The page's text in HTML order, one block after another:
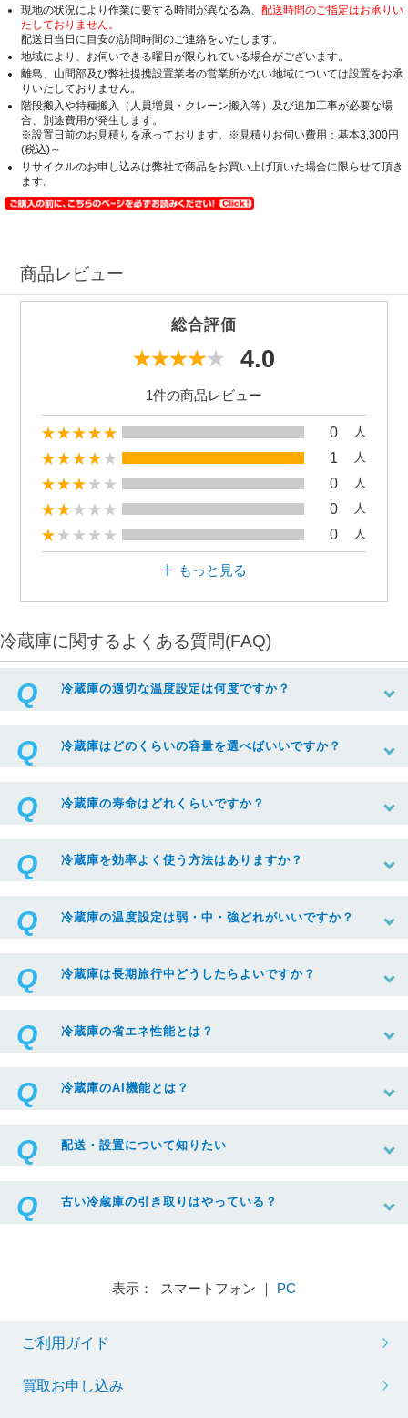
現地の状況により作業に要する時間が異なる為、 配送時間のご指定はお承りい
たしておりません。
配送日当日に目安の訪問時間のご連絡をいたします。
地域により、お伺いできる曜日が限られている場合がございます。
離島、山間部及び弊社提携設置業者の営業所がない地域については設置をお承
りいたしておりません。
階段搬入や特種搬入（人員増員・クレーン搬入等）及び追加工事が必要な場
合、別途費用が発生します。
※設置日前のお見積りを承っております。※見積りお伺い費用：基本3,300円
(税込)～
リサイクルのお申し込みは弊社で商品をお買い上げ頂いた場合に限らせて頂き
ます。
商品レビュー
総合評価
4.0
1件の商品レビュー
0 人
1 人
0 人
0 人
0 人
もっと見る
冷蔵庫に関するよくある質問(FAQ)
冷蔵庫の適切な温度設定は何度ですか？
冷蔵庫はどのくらいの容量を選べばいいですか？
冷蔵庫の寿命はどれくらいですか？
冷蔵庫を効率よく使う方法はありますか？
冷蔵庫の温度設定は弱・中・強どれがいいですか？
冷蔵庫は長期旅行中どうしたらよいですか？
冷蔵庫の省エネ性能とは？
冷蔵庫のAI機能とは？
配送・設置について知りたい
古い冷蔵庫の引き取りはやっている？
表示： スマートフォン ｜ PC
ご利用ガイド
買取お申し込み